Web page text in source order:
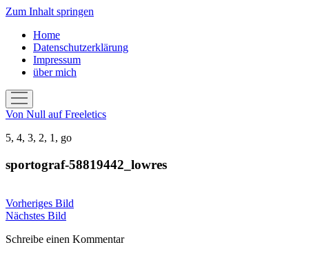
Zum Inhalt springen
Home
Datenschutzerklärung
Impressum
über mich
Menü
öffnen
Von Null auf Freeletics
5, 4, 3, 2, 1, go
sportograf-58819442_lowres
Vorheriges Bild
Nächstes Bild
Schreibe einen Kommentar